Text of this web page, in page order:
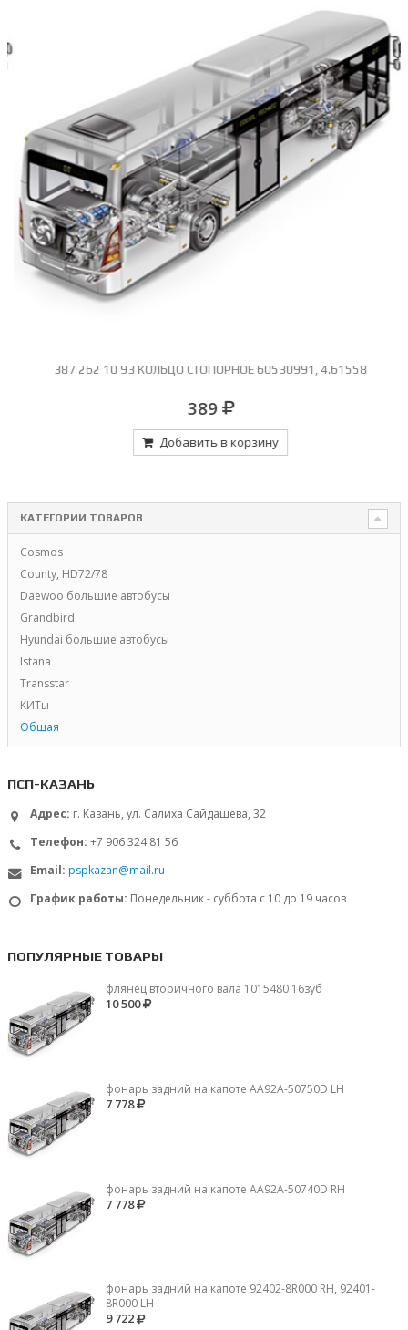
387 262 10 93 КОЛЬЦО СТОПОРНОЕ 60530991, 4.61558
389
Добавить в корзину
КАТЕГОРИИ ТОВАРОВ
Cosmos
County, HD72/78
Daewoo большие автобусы
Grandbird
Hyundai большие автобусы
Istana
Transstar
КИТы
Общая
ПСП-КАЗАНЬ
Адрес: г. Казань, ул. Салиха Сайдашева, 32
Телефон: +7 906 324 81 56
Email: pspkazan@mail.ru
График работы: Понедельник - суббота с 10 до 19 часов
ПОПУЛЯРНЫЕ ТОВАРЫ
флянец вторичного вала 1015480 16зуб
10 500
фонарь задний на капоте AA92A-50750D LH
7 778
фонарь задний на капоте AA92A-50740D RH
7 778
фонарь задний на капоте 92402-8R000 RH, 92401-
8R000 LH
9 722